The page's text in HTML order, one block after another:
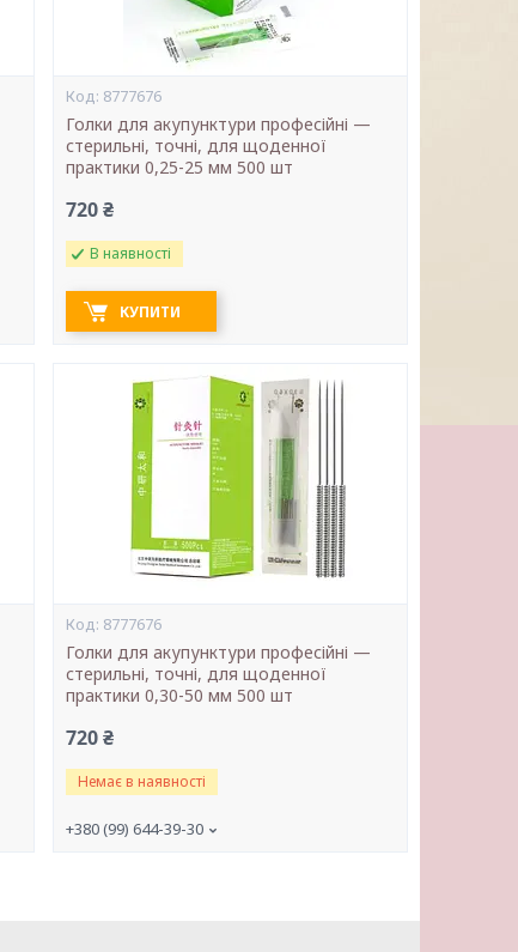
8777676
Голки для акупунктури професійні —
стерильні, точні, для щоденної
практики 0,25-25 мм 500 шт
720 ₴
В наявності
КУПИТИ
8777676
Голки для акупунктури професійні —
стерильні, точні, для щоденної
практики 0,30-50 мм 500 шт
720 ₴
Немає в наявності
+380 (99) 644-39-30